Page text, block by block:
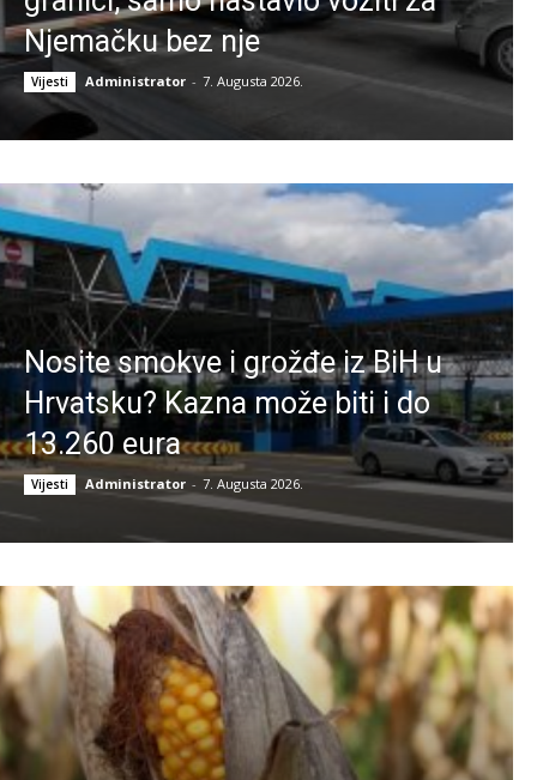
Njemačku bez nje
Vijesti Administrator - 7. Augusta 2026.
Nosite smokve i grožđe iz BiH u
Hrvatsku? Kazna može biti i do
13.260 eura
Vijesti Administrator - 7. Augusta 2026.